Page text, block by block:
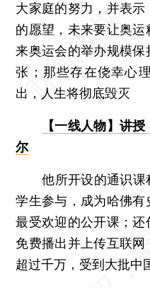
大家庭的努力，并表
的愿望，未来要让奥
来奥运会的举办规模
张；那些存在侥幸心
出，人生将彻底毁灭
【一线人物】讲
尔
他所开设的通识课程
学生参与，成为哈佛有
最受欢迎的公开课；
免费播出并上传互联
超过千万，受到大批中